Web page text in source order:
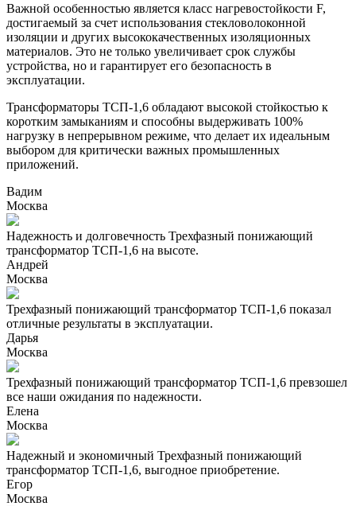
Важной особенностью является класс нагревостойкости F,
достигаемый за счет использования стекловолоконной
изоляции и других высококачественных изоляционных
материалов. Это не только увеличивает срок службы
устройства, но и гарантирует его безопасность в
эксплуатации.
Трансформаторы ТСП-1,6 обладают высокой стойкостью к
коротким замыканиям и способны выдерживать 100%
нагрузку в непрерывном режиме, что делает их идеальным
выбором для критически важных промышленных
приложений.
Вадим
Москва
Надежность и долговечность Трехфазный понижающий
трансформатор ТСП-1,6 на высоте.
Андрей
Москва
Трехфазный понижающий трансформатор ТСП-1,6 показал
отличные результаты в эксплуатации.
Дарья
Москва
Трехфазный понижающий трансформатор ТСП-1,6 превзошел
все наши ожидания по надежности.
Елена
Москва
Надежный и экономичный Трехфазный понижающий
трансформатор ТСП-1,6, выгодное приобретение.
Егор
Москва